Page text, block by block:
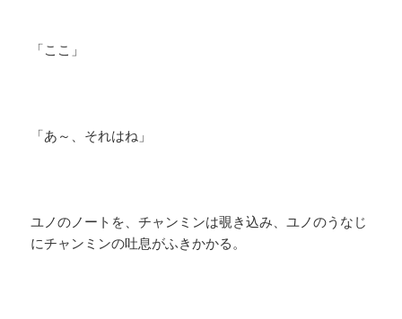
「ここ」
「あ～、それはね」
ユノのノートを、チャンミンは覗き込み、ユノのうなじ
にチャンミンの吐息がふきかかる。